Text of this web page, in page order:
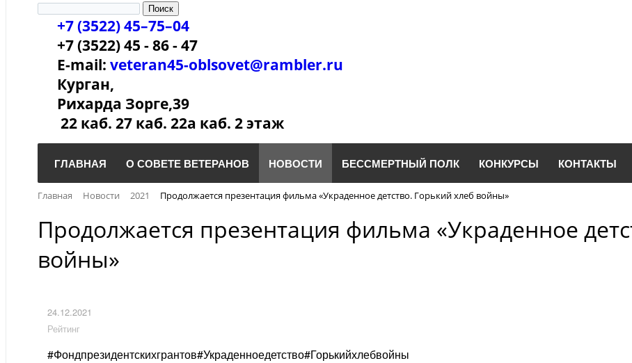
+7 (3522) 45–75–04
+7 (3522) 45 - 86 - 47
E-mail: veteran45-oblsovet@rambler.ru
Курган,
Рихарда Зорге,39
22 каб. 27 каб. 22а каб. 2 этаж
ГЛАВНАЯ О СОВЕТЕ ВЕТЕРАНОВ НОВОСТИ БЕССМЕРТНЫЙ ПОЛК КОНКУРСЫ КОНТАКТЫ
Главная Новости 2021 Продолжается презентация фильма «Украденное детство. Горький хлеб войны»
Продолжается презентация фильма «Украденное
войны»
24.12.2021
Рейтинг
#Фондпрезидентскихгрантов#Украденноедетство#Горькийхлебвойны